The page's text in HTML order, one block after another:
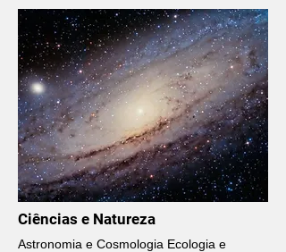
Ciências e Natureza
Astronomia e Cosmologia Ecologia e